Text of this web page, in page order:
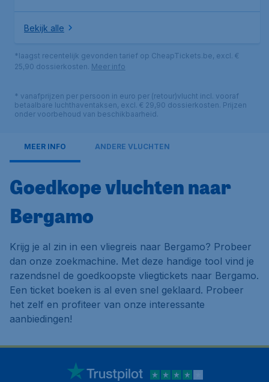
Bekijk alle
*laagst recentelijk gevonden tarief op CheapTickets.be, excl. €
25,90 dossierkosten. Meer info
* vanafprijzen per persoon in euro per (retour)vlucht incl. vooraf
betaalbare luchthaventaksen, excl. € 29,90 dossierkosten. Prijzen
onder voorbehoud van beschikbaarheid.
MEER INFO ANDERE VLUCHTEN
Goedkope vluchten naar
Bergamo
Krijg je al zin in een vliegreis naar Bergamo? Probeer
dan onze zoekmachine. Met deze handige tool vind je
razendsnel de goedkoopste vliegtickets naar Bergamo.
Een ticket boeken is al even snel geklaard. Probeer
het zelf en profiteer van onze interessante
aanbiedingen!